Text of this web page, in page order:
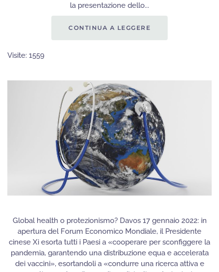
la presentazione dello...
CONTINUA A LEGGERE
Visite: 1559
Global health o protezionismo? Davos 17 gennaio 2022: in
apertura del Forum Economico Mondiale, il Presidente
cinese Xi esorta tutti i Paesi a «cooperare per sconfiggere la
pandemia, garantendo una distribuzione equa e accelerata
dei vaccini», esortandoli a «condurre una ricerca attiva e